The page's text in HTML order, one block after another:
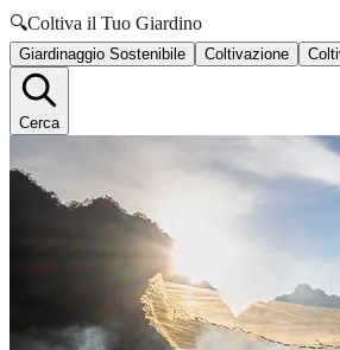
🔍Coltiva il Tuo Giardino
Giardinaggio Sostenibile Coltivazione
Cerca